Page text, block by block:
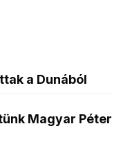
a Dunából
Magyar Péter